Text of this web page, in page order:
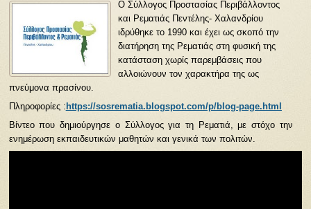
Ο Σύλλογος Προστασίας Περιβάλλοντος
και Ρεματιάς Πεντέλης- Χαλανδρίου
ιδρύθηκε το 1990 και έχει ως σκοπό την
διατήρηση της Ρεματιάς στη φυσική της
κατάσταση χωρίς παρεμβάσεις που
αλλοιώνουν τον χαρακτήρα της ως
πνεύμονα πρασίνου.
Πληροφορίες : https://sosrematia.blogspot.com/p/blog-page.html
Βίντεο που δημιούργησε ο Σύλλογος για τη Ρεματιά, με στόχο την
ενημέρωση εκπαιδευτικών μαθητών και γενικά των πολιτών.